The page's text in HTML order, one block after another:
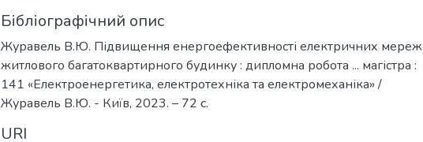
Бібліографічний опис
Журавель В.Ю. Підвищення енергоефективності електричних мереж
житлового багатоквартирного будинку : дипломна робота ... магістра :
141 «Електроенергетика, електротехніка та електромеханіка» /
Журавель В.Ю. - Київ, 2023. – 72 с.
URI